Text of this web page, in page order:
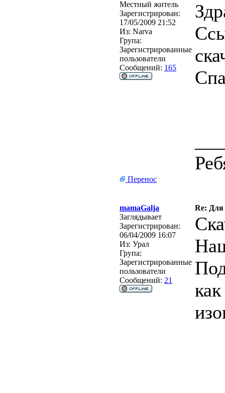
Местный житель
Зарегистрирован:
17/05/2009 21:52
Из: Narva
Група:
Зарегистрированные
пользователи
Сообщений: 165
Перенос
mamaGalja
Re: Для
Заглядывает
Зарегистрирован:
06/04/2009 16:07
Из: Урал
Група:
Зарегистрированные
пользователи
Сообщений: 21